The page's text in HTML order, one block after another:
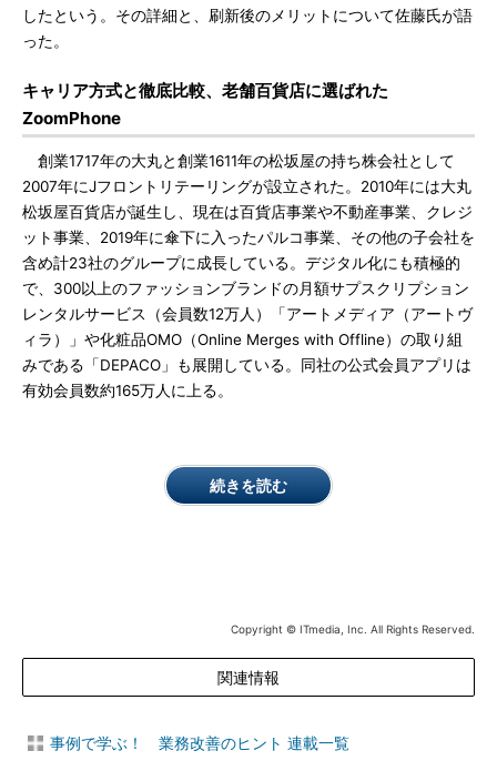
したという。その詳細と、刷新後のメリットについて佐藤氏が語
った。
キャリア方式と徹底比較、老舗百貨店に選ばれた
ZoomPhone
創業1717年の大丸と創業1611年の松坂屋の持ち株会社として
2007年にJフロントリテーリングが設立された。2010年には大丸
松坂屋百貨店が誕生し、現在は百貨店事業や不動産事業、クレジ
ット事業、2019年に傘下に入ったパルコ事業、その他の子会社を
含め計23社のグループに成長している。デジタル化にも積極的
で、300以上のファッションブランドの月額サプスクリプション
レンタルサービス（会員数12万人）「アートメディア（アートヴ
ィラ）」や化粧品OMO（Online Merges with Offline）の取り組
みである「DEPACO」も展開している。同社の公式会員アプリは
有効会員数約165万人に上る。
続きを読む
Copyright © ITmedia, Inc. All Rights Reserved.
関連情報
事例で学ぶ！ 業務改善のヒント 連載一覧